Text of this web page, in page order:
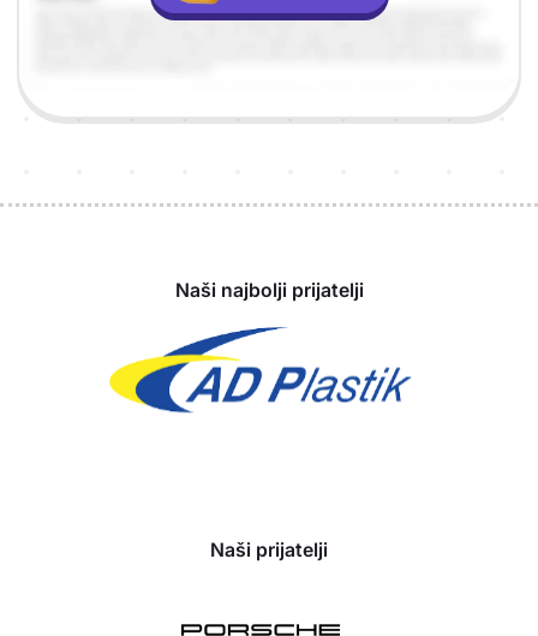
Naši najbolji prijatelji
Naši prijatelji